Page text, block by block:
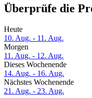
Überprüfe die
Heute
10. Aug. - 11. Aug.
Morgen
11. Aug. - 12. Aug.
Dieses Wochenende
14. Aug. - 16. Aug.
Nächstes Wochenende
21. Aug. - 23. Aug.